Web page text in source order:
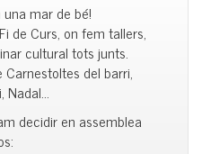
mar de bé!
de Curs, on fem tallers,
cultural tots junts.
del barri,
Nadal…
decidir en assemblea